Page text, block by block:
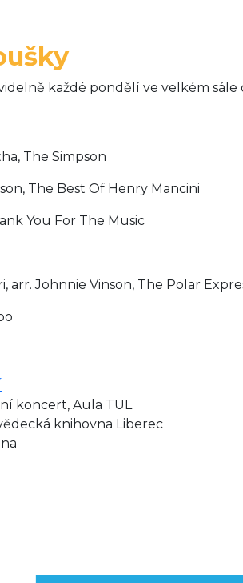
každé pondělí ve velkém sále
The Simpson
The Best Of Henry Mancini
You For The Music
arr. Johnnie Vinson, The Polar
koncert, Aula TUL
knihovna Liberec